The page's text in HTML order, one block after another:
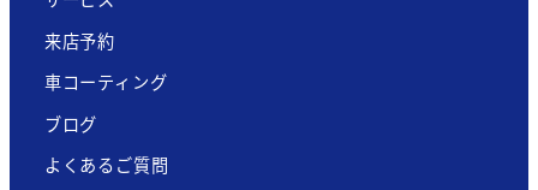
来店予約
車コーティング
ブログ
よくあるご質問